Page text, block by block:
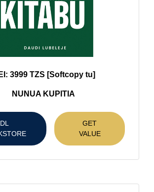
3999 TZS [Softcopy tu]
NUNUA KUPITIA
DL
GET
VALUE